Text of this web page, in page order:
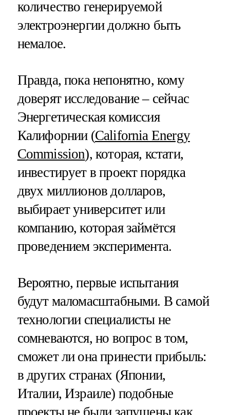
количество генерируемой
электроэнергии должно быть
немалое.
Правда, пока непонятно, кому
доверят исследование – сейчас
Энергетическая комиссия
Калифорнии (California Energy
Commission), которая, кстати,
инвестирует в проект порядка
двух миллионов долларов,
выбирает университет или
компанию, которая займётся
проведением эксперимента.
Вероятно, первые испытания
будут маломасштабными. В самой
технологии специалисты не
сомневаются, но вопрос в том,
сможет ли она принести прибыль:
в других странах (Японии,
Италии, Израиле) подобные